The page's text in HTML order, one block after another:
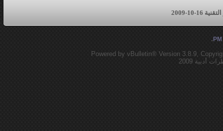
10-2009
.
Powered by vBulletin® Version 3.8.9,
2009